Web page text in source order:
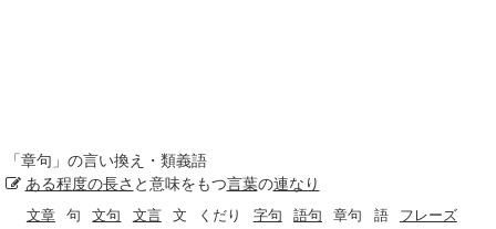
「章句 」の言い換え・類義語
ある程度の長さ と意味をもつ言葉の連なり
文章 句 文句 文言 文 くだり 字句 語句 章句 語 フレーズ